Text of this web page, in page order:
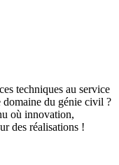
techniques au service
domaine du génie civil ?
où innovation,
des réalisations !